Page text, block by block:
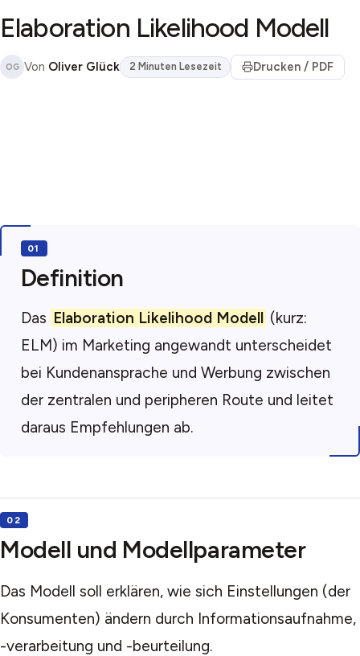
Elaboration Likelihood Modell
OG Von Oliver Glück 2 Minuten Lesezeit Drucken / PDF
Definition
Das Elaboration Likelihood Modell (kurz:
ELM) im Marketing angewandt unterscheidet
bei Kundenansprache und Werbung zwischen
der zentralen und peripheren Route und leitet
daraus Empfehlungen ab.
Modell und Modellparameter
Das Modell soll erklären, wie sich Einstellungen (der
Konsumenten) ändern durch Informationsaufnahme,
-verarbeitung und -beurteilung.